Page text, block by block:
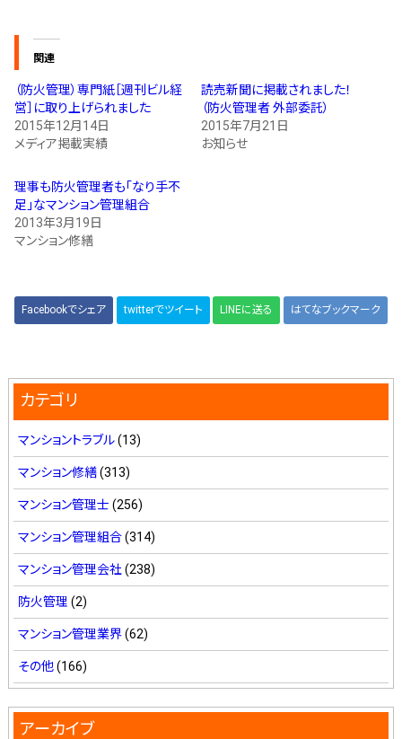
関連
（防火管理）専門紙［週刊ビル経
営］に取り上げられました
2015年12月14日
メディア掲載実績
読売新聞に掲載されました！
（防火管理者 外部委託）
2015年7月21日
お知らせ
理事も防火管理者も｢なり手不
足｣なマンション管理組合
2013年3月19日
マンション修繕
Facebookでシェア twitterでツイート LINEに送る はてなブックマーク
カテゴリ
マンショントラブル(13)
マンション修繕(313)
マンション管理士 (256)
マンション管理組合(314)
マンション管理会社 (238)
防火管理 (2)
マンション管理業界(62)
その他(166)
アーカイブ